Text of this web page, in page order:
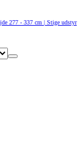
277 - 337 cm | Stige udstyr